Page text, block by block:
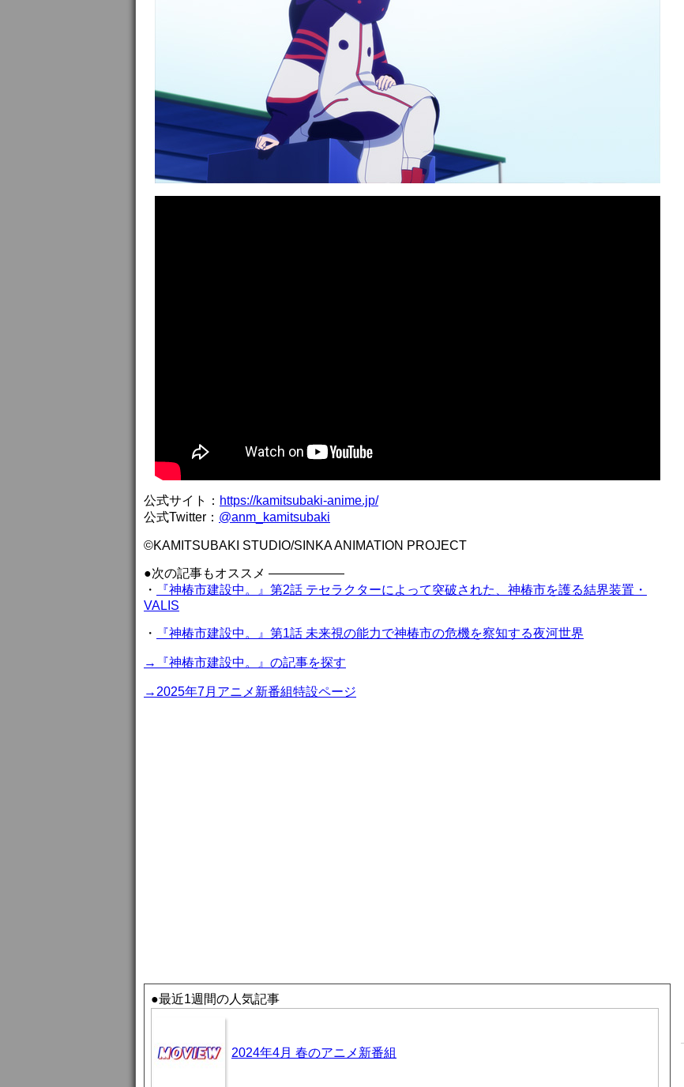
公式サイト： https://kamitsubaki-anime.jp/
公式Twitter： @anm_kamitsubaki
©KAMITSUBAKI STUDIO/SINKA ANIMATION PROJECT
●次の記事もオススメ ——————
・
『神椿市建設中。』第2話 テセラクターによって突破された、神椿市を護る結界装置・
VALIS
・ 『神椿市建設中。』第1話 未来視の能力で神椿市の危機を察知する夜河世界
→『神椿市建設中。』の記事を探す
→2025年7月アニメ新番組特設ページ
●最近1週間の人気記事
2024年4月 春のアニメ新番組